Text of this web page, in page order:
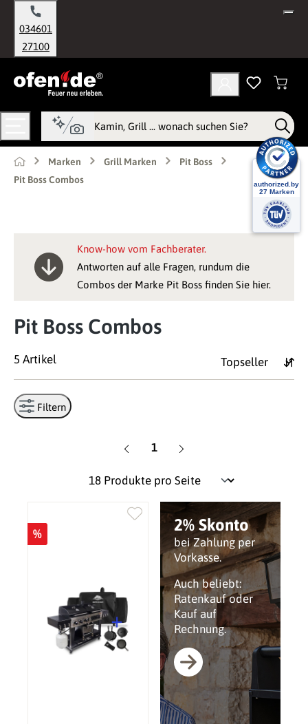
springen
034601
27100
Marken Grill Marken
Pit Boss
Pit Boss Combos
Know-how vom Fachberater.
Antworten auf alle Fragen, rundum die
Combos der Marke Pit Boss finden Sie hier.
Pit Boss Combos
5 Artikel
Filtern
Seite
1
2% Skonto
bei Zahlung per
Vorkasse.
Auch beliebt:
Ratenkauf oder
Kauf auf
Rechnung.
%